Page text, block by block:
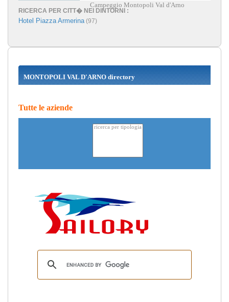
Campeggio Montopoli Val d'Arno
RICERCA PER CITT� NEI DINTORNI :
Hotel Piazza Armerina(97)
MONTOPOLI VAL D'ARNO directory
Tutte le aziende